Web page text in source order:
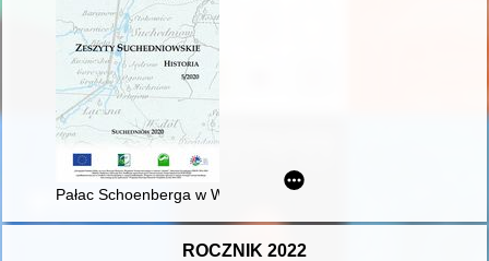
Pałac Schoenberga w Wąchocku : przeszłość - teraźniejszość
ROCZNIK 2022